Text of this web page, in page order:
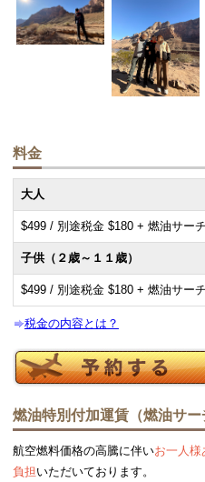
料金
大人
$499 / 別途税金 $180 + 燃油サー
子供（２歳～１１歳）
$499 / 別途税金 $180 + 燃油サー
税金の内容とは？
燃油特別付加運賃（燃油サー
航空燃料価格の高騰に伴いお一人様
負担いただいております。